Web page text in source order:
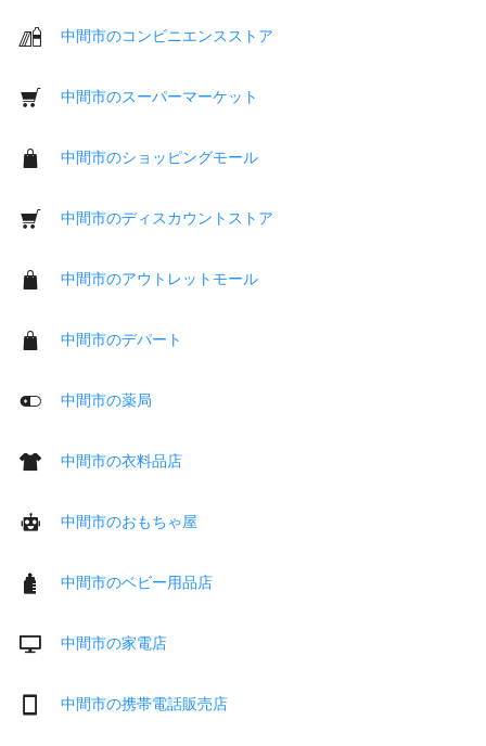
中間市のコンビニエンスストア
中間市のスーパーマーケット
中間市のショッピングモール
中間市のディスカウントストア
中間市のアウトレットモール
中間市のデパート
中間市の薬局
中間市の衣料品店
中間市のおもちゃ屋
中間市のベビー用品店
中間市の家電店
中間市の携帯電話販売店